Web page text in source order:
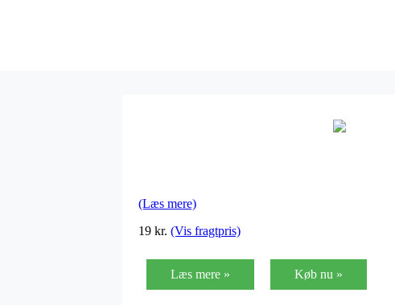
(Læs mere)
19 kr. (Vis fragtpris)
Læs mere » Køb nu »